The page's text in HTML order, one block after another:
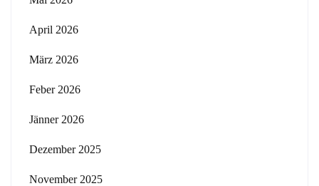
April 2026
März 2026
Feber 2026
Jänner 2026
Dezember 2025
November 2025